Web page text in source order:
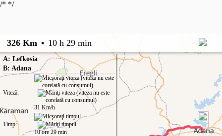
/* */
326 Km • 10 h 29 min
A: Lefkosia
B: Adana
Viteză:
31 Km/h
Timp:
10 ore 29 min